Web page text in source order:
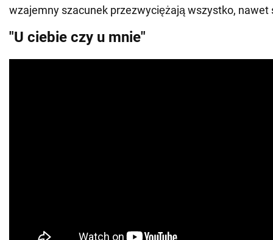
wzajemny szacunek przezwyciężają wszystko, nawet
"U ciebie czy u mnie"